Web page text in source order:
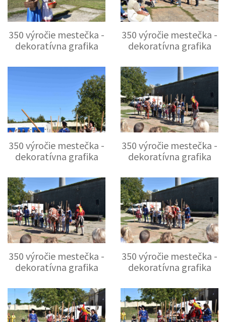
350 výročie mestečka -
dekoratívna grafika
350 výročie mestečka -
dekoratívna grafika
350 výročie mestečka -
dekoratívna grafika
350 výročie mestečka -
dekoratívna grafika
350 výročie mestečka -
dekoratívna grafika
350 výročie mestečka -
dekoratívna grafika